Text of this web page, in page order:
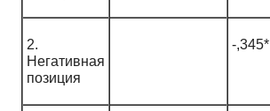
2.
Негативная
позиция
-,345*